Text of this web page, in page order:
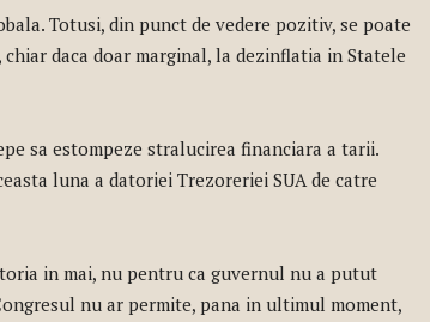
Totusi, din punct de vedere pozitiv, se poate
daca doar marginal, la dezinflatia in Statele
sa estompeze stralucirea financiara a tarii.
luna a datoriei Trezoreriei SUA de catre
in mai, nu pentru ca guvernul nu a putut
nu ar permite, pana in ultimul moment,